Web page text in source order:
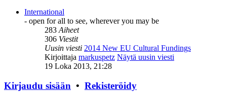
International
- open for all to see, wherever you may be
283Aiheet
306 Viestit
Uusin viesti 2014 New EU Cultural Fundings
Kirjoittaja markuspetz Näytä uusin viesti
19 Loka 2013, 21:28
Kirjaudu sisään • Rekisteröidy